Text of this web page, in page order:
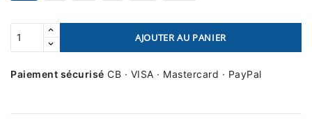
AJOUTER AU PANIER
Paiement sécurisé CB · VISA · Mastercard · PayPal